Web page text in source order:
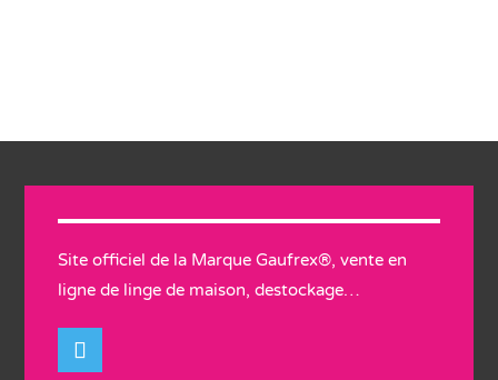
Site officiel de la Marque Gaufrex®, vente en
ligne de linge de maison, destockage…